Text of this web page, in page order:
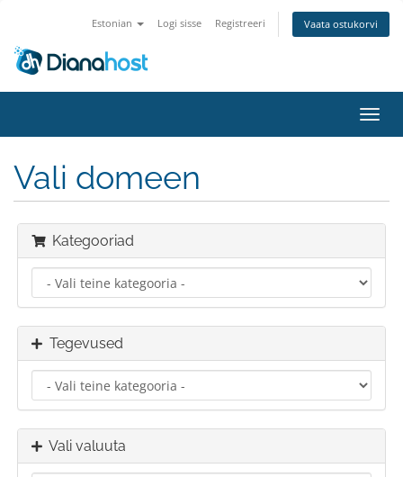
Estonian Logi sisse Registreeri Vaata ostukorvi
Vali domeen
Kategooriad
Tegevused
Vali valuuta